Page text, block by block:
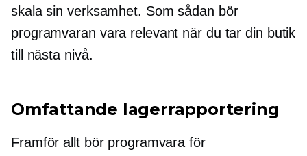
skala sin verksamhet. Som sådan bör
programvaran vara relevant när du tar din butik
till nästa nivå.
Omfattande lagerrapportering
Framför allt bör programvara för